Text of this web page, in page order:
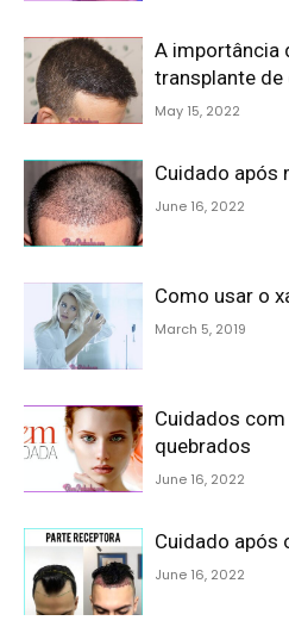
A importância
transplante de
May 15, 2022
Cuidado após
June 16, 2022
Como usar o
March 5, 2019
Cuidados com
quebrados
June 16, 2022
Cuidado após
June 16, 2022